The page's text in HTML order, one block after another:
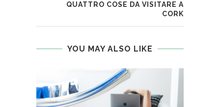
QUATTRO COSE DA VISITARE A
CORK
YOU MAY ALSO LIKE